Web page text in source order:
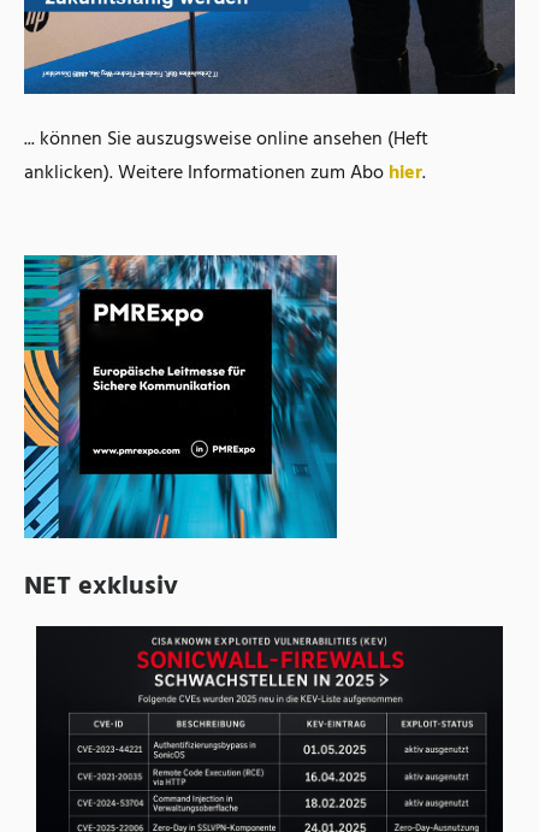
... können Sie auszugsweise online ansehen (Heft
anklicken). Weitere Informationen zum Abohier.
NET exklusiv